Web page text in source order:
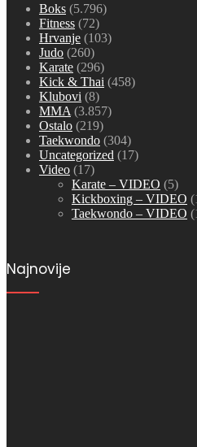
Boks (5.796)
Fitness (72)
Hrvanje (103)
Judo (260)
Karate (296)
Kick & Thai (458)
Klubovi (8)
MMA (3.857)
Ostalo (219)
Taekwondo (304)
Uncategorized (17)
Video (17)
Karate – VIDEO (5)
Kickboxing – VIDEO
Taekwondo – VIDEO
Najnovije